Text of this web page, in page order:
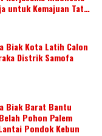
untuk Kemajuan Tata
Biak Kota Latih Calon
Distrik Samofa
Biak Barat Bantu
Pohon Palem
Pondok Kebun